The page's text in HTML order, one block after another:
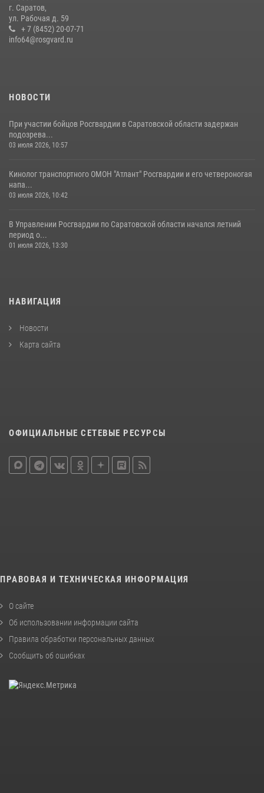
Крещения Руси
28 июля 2026, 13:25
05 августа 2026, 12:55
г. Саратов,
ул. Рабочая д. 59
+ 7 (8452) 20-07-71
info64@rosgvard.ru
НОВОСТИ
При участии бойцов Росгвардии в Саратовской области задержан
подозрева...
03 июля 2026, 10:57
Кинолог транспортного ОМОН "Атлант" Росгвардии и его четвероногая
напа...
03 июля 2026, 10:42
В Управлении Росгвардии по Саратовской области начался летний
период о...
01 июля 2026, 13:30
НАВИГАЦИЯ
Новости
Карта сайта
ОФИЦИАЛЬНЫЕ СЕТЕВЫЕ РЕСУРСЫ
ПРАВОВАЯ И ТЕХНИЧЕСКАЯ ИНФОРМАЦИЯ
О сайте
Об использовании информации сайта
Правила обработки персональных данных
Сообщить об ошибках